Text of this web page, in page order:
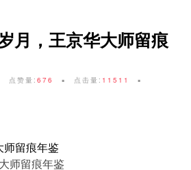
月，王京华大师留痕
点赞量: 676 点击量: 11511
师留痕年鉴
师留痕年鉴